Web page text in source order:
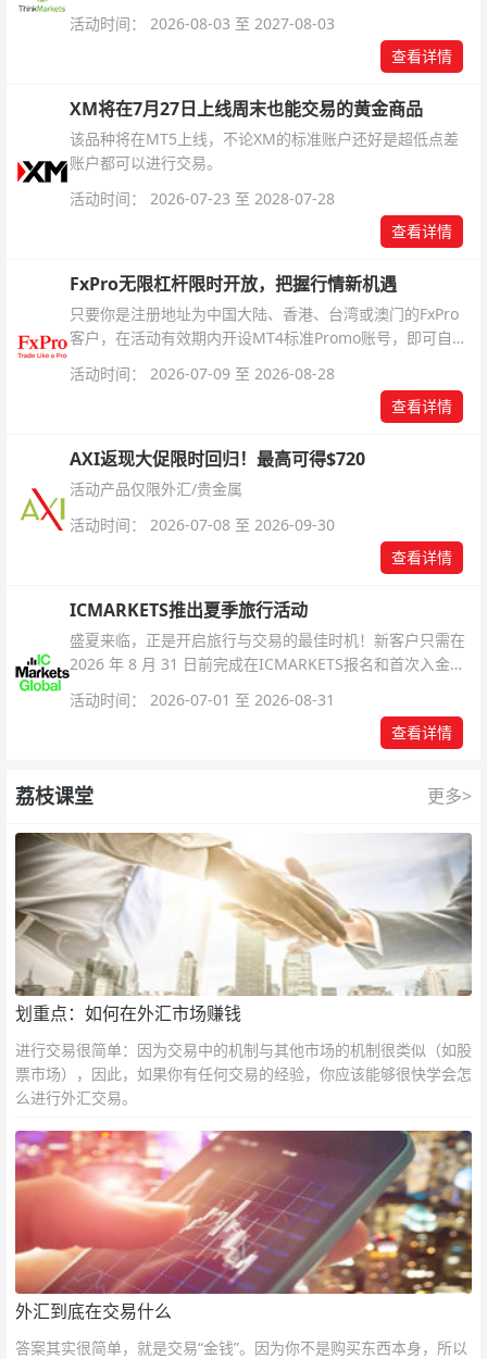
杆配置、支持软件及交易细则。
活动时间： 2026-08-03 至 2027-08-03
查看详情
XM将在7月27日上线周末也能交易的黄金商品
该品种将在MT5上线，不论XM的标准账户还好是超低点差
账户都可以进行交易。
活动时间： 2026-07-23 至 2028-07-28
查看详情
FxPro无限杠杆限时开放，把握行情新机遇
只要你是注册地址为中国大陆、香港、台湾或澳门的FxPro
客户，在活动有效期内开设MT4标准Promo账号，即可自动
活动时间： 2026-07-09 至 2026-08-28
查看详情
AXI返现大促限时回归！最高可得$720
活动产品仅限外汇/贵金属
活动时间： 2026-07-08 至 2026-09-30
查看详情
ICMARKETS推出夏季旅行活动
盛夏来临，正是开启旅行与交易的最佳时机！新客户只需在
2026 年 8 月 31 日前完成在ICMARKETS报名和首次入金即
活动时间： 2026-07-01 至 2026-08-31
查看详情
荔枝课堂 更多>
划重点：如何在外汇市场赚钱
进行交易很简单：因为交易中的机制与其他市场的机制很类似（如股
票市场），因此，如果你有任何交易的经验，你应该能够很快学会怎
么进行外汇交易。
外汇到底在交易什么
答案其实很简单，就是交易“金钱”。因为你不是购买东西本身，所以